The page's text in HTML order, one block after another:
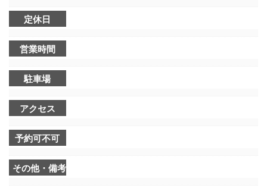
定休日
営業時間
駐車場
アクセス
予約可不可
その他・備考